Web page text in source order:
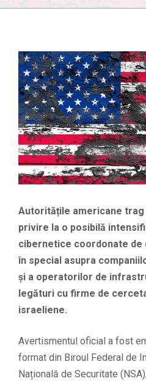
Autoritățile americane trag
privire la o posibilă
cibernetice coordonate de
în special asupra
și a operatorilor de
legături cu firme de
israeliene.
Avertismentul oficial a fost
format din Biroul Federal de
Națională de Securitate